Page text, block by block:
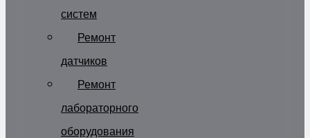
систем
Ремонт
датчиков
Ремонт
лабораторного
оборудования